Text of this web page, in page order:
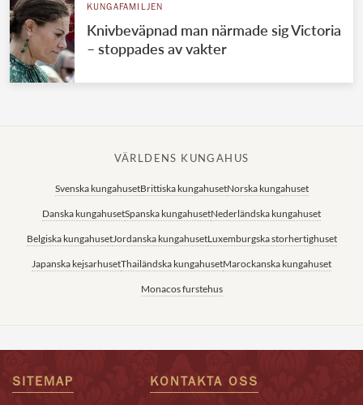
KUNGAFAMILJEN
Knivbeväpnad man närmade sig Victoria
– stoppades av vakter
VÄRLDENS KUNGAHUS
Svenska kungahusetBrittiska kungahusetNorska kungahuset
Danska kungahusetSpanska kungahusetNederländska kungahuset
Belgiska kungahusetJordanska kungahusetLuxemburgska storhertighuset
Japanska kejsarhusetThailändska kungahusetMarockanska kungahuset
Monacos furstehus
SITEMAP KONTAKTA OSS